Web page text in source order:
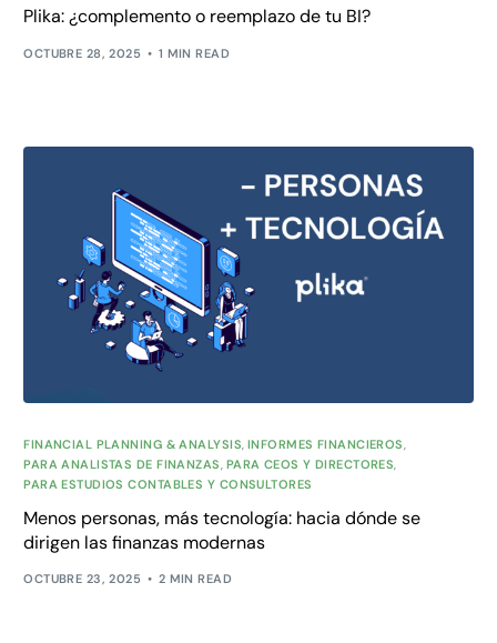
Plika: ¿complemento o reemplazo de tu BI?
OCTUBRE 28, 2025 1 MIN READ
FINANCIAL PLANNING & ANALYSIS, INFORMES FINANCIEROS,
PARA ANALISTAS DE FINANZAS, PARA CEOS Y DIRECTORES,
PARA ESTUDIOS CONTABLES Y CONSULTORES
Menos personas, más tecnología: hacia dónde se
dirigen las finanzas modernas
OCTUBRE 23, 2025 2 MIN READ